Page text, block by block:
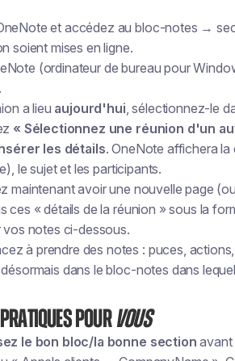
et accédez au bloc-notes →
soient mises en ligne.
(ordinateur de bureau pour
.
a lieu aujourd'hui, sélectionnez-le
« Sélectionnez une réunion d'un
les détails. OneNote affichera la
le sujet et les participants.
maintenant avoir une nouvelle page
ces « détails de la réunion » sous la
notes ci-dessous.
à prendre des notes : puces,
dans le bloc-notes dans
pourVous
le bon bloc/la bonne section avant